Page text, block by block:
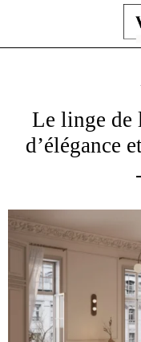
Le linge de
d’élégance